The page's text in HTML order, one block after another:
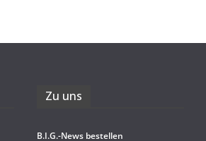
Zu uns
B.I.G.-News bestel­len